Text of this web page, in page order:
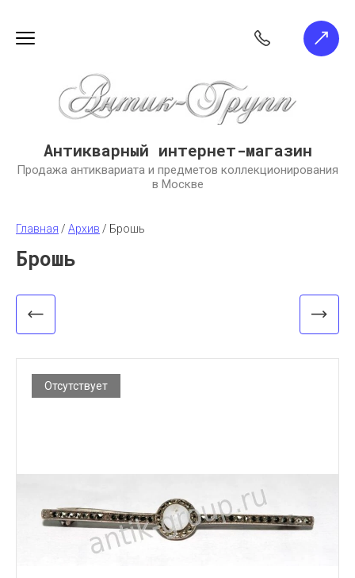
Антикварный интернет-магазин
Продажа антиквариата и предметов коллекционирования
в Москве
Главная / Архив / Брошь
Брошь
Отсутствует